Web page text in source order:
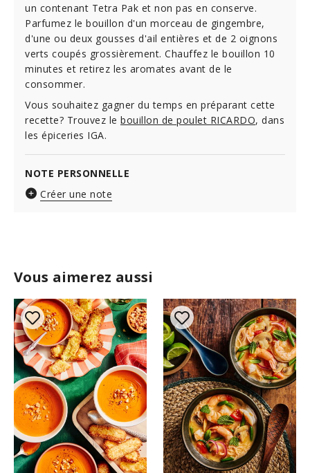
Vous aimerez aussi
un contenant Tetra Pak et non pas en conserve.
Parfumez le bouillon d'un morceau de gingembre,
d'une ou deux gousses d'ail entières et de 2 oignons
verts coupés grossièrement. Chauffez le bouillon 10
minutes et retirez les aromates avant de le
consommer.
Vous souhaitez gagner du temps en préparant cette
recette? Trouvez le bouillon de poulet RICARDO, dans
les épiceries IGA.
NOTE PERSONNELLE
Créer une note